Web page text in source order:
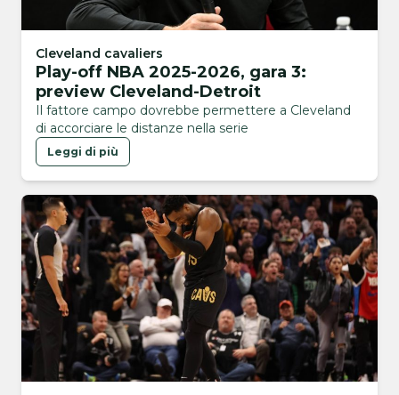
Cleveland cavaliers
Play-off NBA 2025-2026, gara 3:
preview Cleveland-Detroit
Il fattore campo dovrebbe permettere a Cleveland
di accorciare le distanze nella serie
Leggi di più